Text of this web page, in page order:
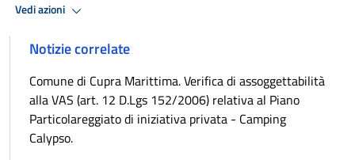
Vedi azioni
Notizie correlate
Comune di Cupra Marittima. Verifica di assoggettabilità
alla VAS (art. 12 D.Lgs 152/2006) relativa al Piano
Particolareggiato di iniziativa privata - Camping
Calypso.